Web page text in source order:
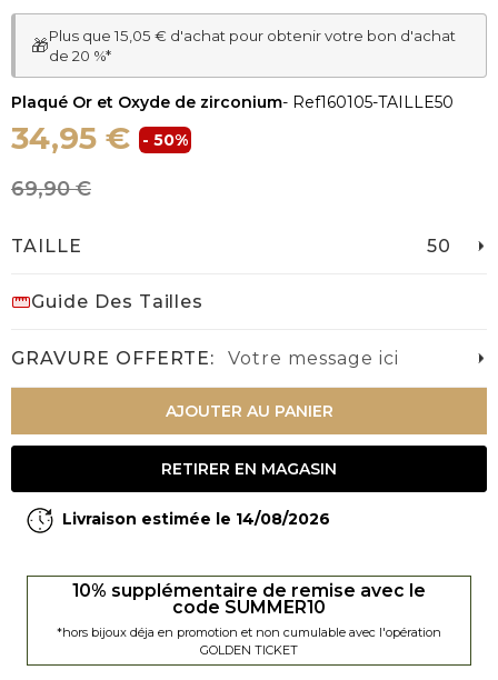
🎁Plus que 15,05 € d'achat pour obtenir votre bon d'achat
de 20 %*
Plaqué Or et Oxyde de zirconium- Ref160105-TAILLE50
34,95 € - 50%
69,90 €
TAILLE 50
Guide Des Tailles
GRAVURE OFFERTE: Votre message ici
AJOUTER AU PANIER
RETIRER EN MAGASIN
Livraison estimée le 14/08/2026
10% supplémentaire de remise avec le
code SUMMER10
*hors bijoux déja en promotion et non cumulable avec l'opération
GOLDEN TICKET